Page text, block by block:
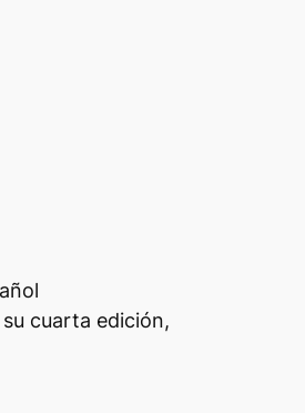
cuarta edición,